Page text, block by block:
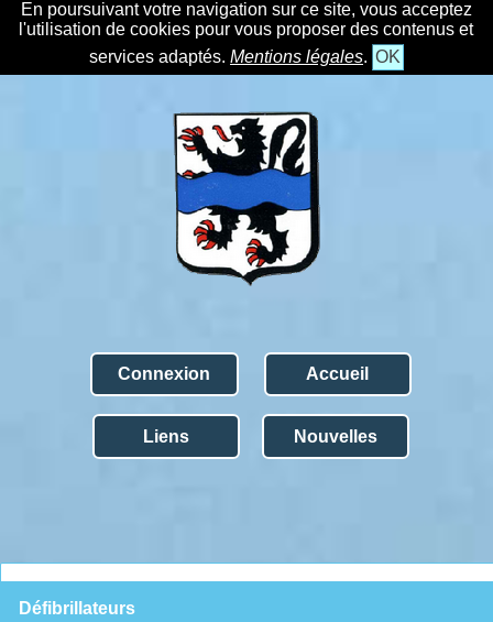
En poursuivant votre navigation sur ce site, vous acceptez
l'utilisation de cookies pour vous proposer des contenus et
services adaptés. Mentions légales. OK
Connexion Accueil
Liens Nouvelles
Défibrillateurs